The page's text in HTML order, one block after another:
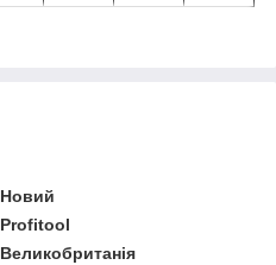
Новий
Profitool
Великобританія